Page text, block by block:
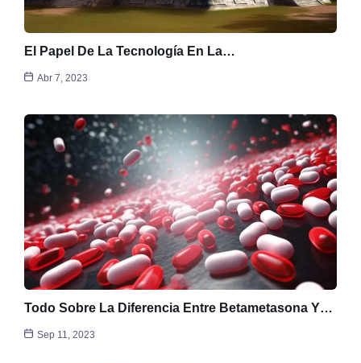
El Papel De La Tecnología En La…
Abr 7, 2023
Todo Sobre La Diferencia Entre Betametasona Y…
Sep 11, 2023